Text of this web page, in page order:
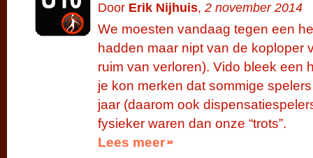
Door Erik Nijhuis, 2 november 2014
We moesten vandaag tegen een
hadden maar nipt van de koploper
ruim van verloren). Vido bleek een
je kon merken dat sommige
jaar (daarom ook
fysieker waren dan onze “trots”.
Lees meer